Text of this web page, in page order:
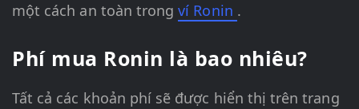
một cách an toàn trongví Ronin .
Phí mua Ronin là bao nhiêu?
Tất cả các khoản phí sẽ được hiển thị trên trang